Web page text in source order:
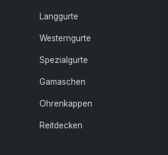
Langgurte
Westerngurte
Spezialgurte
Gamaschen
Ohrenkappen
Reitdecken